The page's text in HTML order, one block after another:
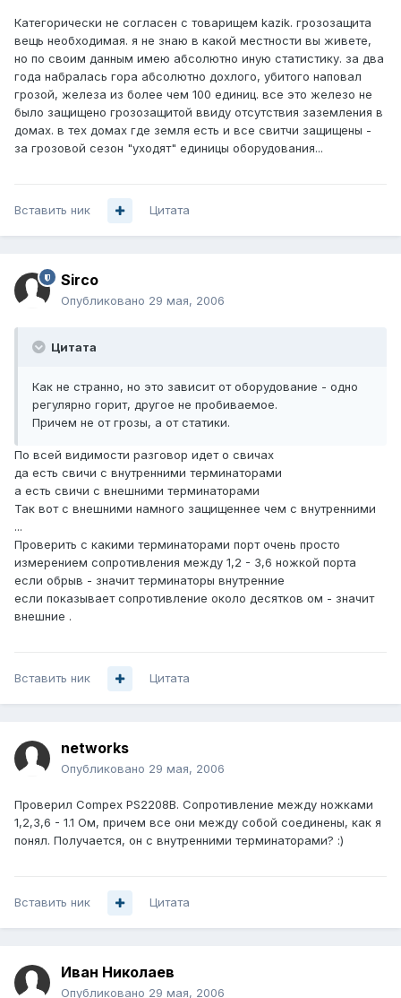
Категорически не согласен с товарищем kazik. грозозащита
вещь необходимая. я не знаю в какой местности вы живете,
но по своим данным имею абсолютно иную статистику. за два
года набралась гора абсолютно дохлого, убитого наповал
грозой, железа из более чем 100 единиц. все это железо не
было защищено грозозащитой ввиду отсутствия заземления в
домах. в тех домах где земля есть и все свитчи защищены -
за грозовой сезон "уходят" единицы оборудования...
Вставить ник Цитата
Sirco
Опубликовано 29 мая, 2006
Цитата
Как не странно, но это зависит от оборудование - одно
регулярно горит, другое не пробиваемое.
Причем не от грозы, а от статики.
По всей видимости разговор идет о свичах
да есть свичи с внутренними терминаторами
а есть свичи с внешними терминаторами
Так вот с внешними намного защищеннее чем с внутренними
...
Проверить с какими терминаторами порт очень просто
измерением сопротивления между 1,2 - 3,6 ножкой порта
если обрыв - значит терминаторы внутренние
если показывает сопротивление около десятков ом - значит
внешние .
Вставить ник Цитата
networks
Опубликовано 29 мая, 2006
Проверил Compex PS2208B. Сопротивление между ножками
1,2,3,6 - 1.1 Ом, причем все они между собой соединены, как я
понял. Получается, он с внутренними терминаторами? :)
Вставить ник Цитата
Иван Николаев
Опубликовано 29 мая, 2006